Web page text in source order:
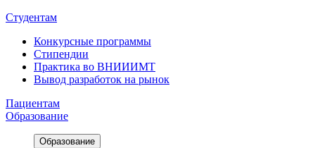
Студентам
Конкурсные программы
Стипендии
Практика во ВНИИИМТ
Вывод разработок на рынок
Пациентам
Образование
Образование